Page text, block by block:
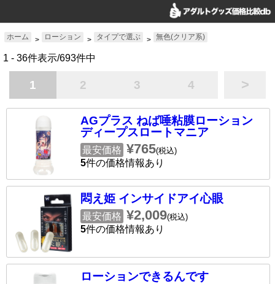
ホーム > ローション > タイプで選ぶ > 無色(クリア系)
1 - 36件表示/693件中
1 2 3 4 >
AGプラス ねば唾粘膜ローション
ディープスロートマニア
最安価格 ¥765(税込)
5件の価格情報あり
悶え姫 インサイドアイ心眼
最安価格 ¥2,009(税込)
5件の価格情報あり
ローションできるんです